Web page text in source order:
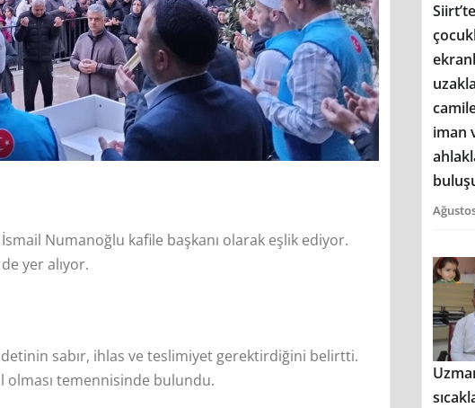
Numanoğlu kafile başkanı olarak eşlik ediyor.
yer alıyor.
sabır, ihlas ve teslimiyet gerektirdiğini belirtti.
olması temennisinde bulundu.
Siirt’te
iman